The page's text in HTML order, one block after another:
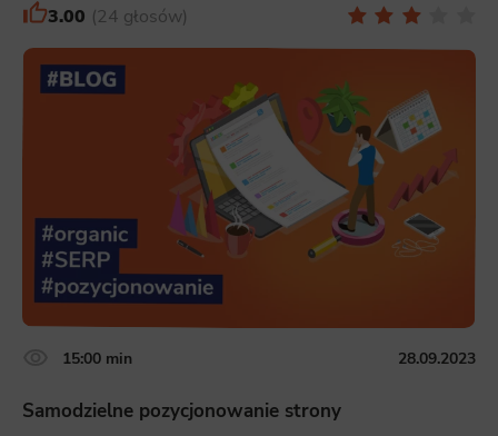
3.00 24 głosów
15:00 min 28.09.2023
Samodzielne pozycjonowanie strony